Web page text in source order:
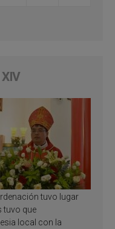
XIV
tuvo lugar
tuvo que
local con la